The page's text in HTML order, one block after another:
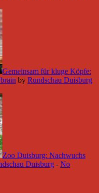
Gemeinsam für kluge Köpfe:
by Rundschau Duisburg
Zoo Duisburg: Nachwuchs
Duisburg - No